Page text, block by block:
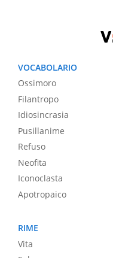
VOCABOLARIO
Ossimoro
Filantropo
Idiosincrasia
Pusillanime
Refuso
Neofita
Iconoclasta
Apotropaico
RIME
Vita